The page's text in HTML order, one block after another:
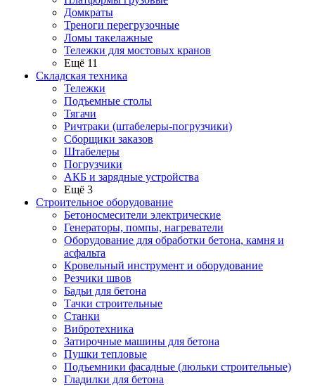
Домкраты
Треноги перегрузочные
Ломы такелажные
Тележки для мостовых кранов
Ещё 11
Складская техника
Тележки
Подъемные столы
Тягачи
Ричтраки (штабелеры-погрузчики)
Сборщики заказов
Штабелеры
Погрузчики
АКБ и зарядные устройства
Ещё 3
Строительное оборудование
Бетоносмесители электрические
Генераторы, помпы, нагреватели
Оборудование для обработки бетона, камня и
асфальта
Кровельный инструмент и оборудование
Резчики швов
Бадьи для бетона
Тачки строительные
Станки
Вибротехника
Затирочные машины для бетона
Пушки тепловые
Подъемники фасадные (люльки строительные)
Гладилки для бетона